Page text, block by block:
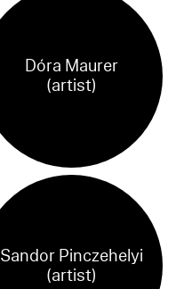
Dóra Maurer
(artist)
Sandor Pinczehelyi
(artist)